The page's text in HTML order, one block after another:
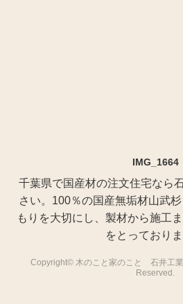
IMG_1664
千葉県で国産材の注文住宅なら
さい。100％の国産無垢材山武
もりを大切にし、製材から施工
をとっておりま
Copyright© 木のこと家のこと 石井工
Reserved.